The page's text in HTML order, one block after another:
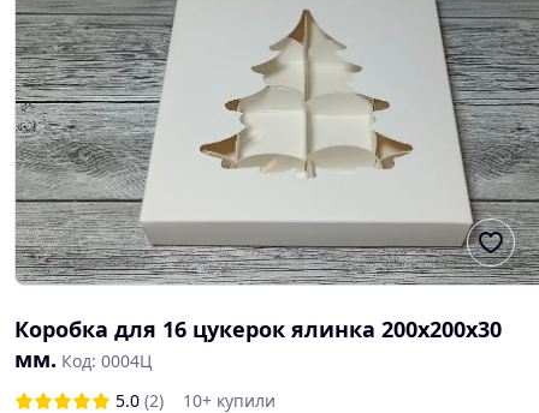
Коробка для 16 цукерок ялинка 200х200х30
мм. Код: 0004Ц
5.0 (2) 10+ купили